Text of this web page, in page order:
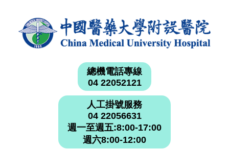
總機電話專線
04 22052121
人工掛號服務
04 22056631
週一至週五:8:00-17:00
週六8:00-12:00